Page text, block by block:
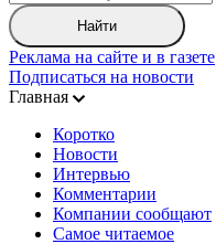
Найти
Реклама на сайте и в газете
Подписаться на новости
Главная
Коротко
Новости
Интервью
Комментарии
Компании сообщают
Самое читаемое